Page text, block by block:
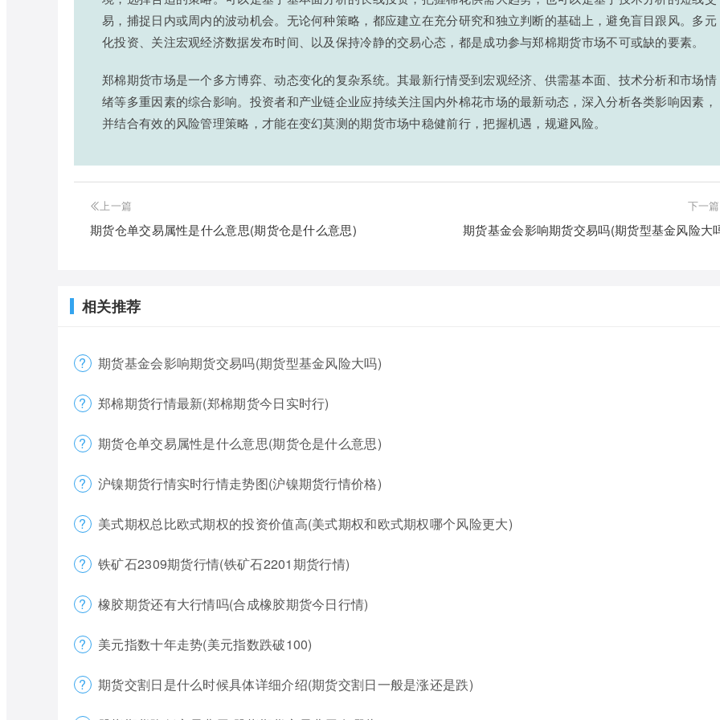
易，捕捉日内或周内的波动机会。无论何种策略，都应建立在充分研究和独立判断的基础上，避免盲目跟风。多元
化投资、关注宏观经济数据发布时间、以及保持冷静的交易心态，都是成功参与郑棉期货市场不可或缺的要素。
郑棉期货市场是一个多方博弈、动态变化的复杂系统。其最新行情受到宏观经济、供需基本面、技术分析和市场情
绪等多重因素的综合影响。投资者和产业链企业应持续关注国内外棉花市场的最新动态，深入分析各类影响因素，
并结合有效的风险管理策略，才能在变幻莫测的期货市场中稳健前行，把握机遇，规避风险。
上一篇
期货仓单交易属性是什么意思(期货仓是什么意思)
下一篇
期货基金会影响期货交易吗(期货型基金风险大
相关推荐
期货基金会影响期货交易吗(期货型基金风险大吗)
郑棉期货行情最新(郑棉期货今日实时行)
期货仓单交易属性是什么意思(期货仓是什么意思)
沪镍期货行情实时行情走势图(沪镍期货行情价格)
美式期权总比欧式期权的投资价值高(美式期权和欧式期权哪个风险更大)
铁矿石2309期货行情(铁矿石2201期货行情)
橡胶期货还有大行情吗(合成橡胶期货今日行情)
美元指数十年走势(美元指数跌破100)
期货交割日是什么时候具体详细介绍(期货交割日一般是涨还是跌)